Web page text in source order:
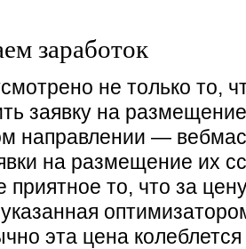
заработок
не только то,
заявку на
направлении —
на размещение их
приятное то, что за
эта цена